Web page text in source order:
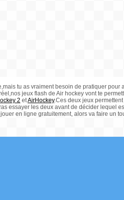
tu as vraiment besoin de pratiquer
jeux flash de Air hockey vont te
2 etAirHockey.Ces deux jeux
essayer les deux avant de décider lequel
en ligne gratuitement, alors va faire un